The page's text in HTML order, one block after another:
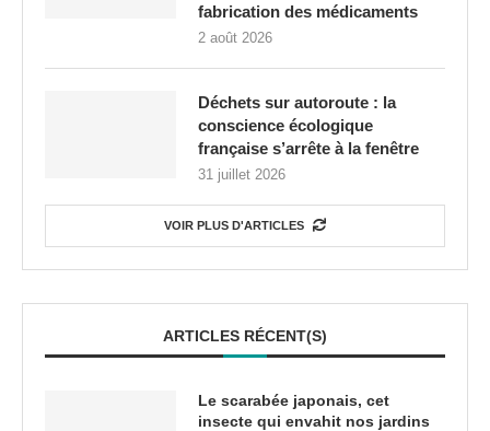
fabrication des médicaments
2 août 2026
Déchets sur autoroute : la
conscience écologique
française s’arrête à la fenêtre
31 juillet 2026
VOIR PLUS D'ARTICLES
ARTICLES RÉCENT(S)
Le scarabée japonais, cet
insecte qui envahit nos jardins